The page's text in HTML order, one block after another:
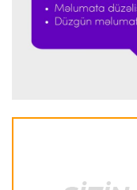
Formula-1 23:18 08.08.2026
“Ferrari”nin
Şumaxerlə